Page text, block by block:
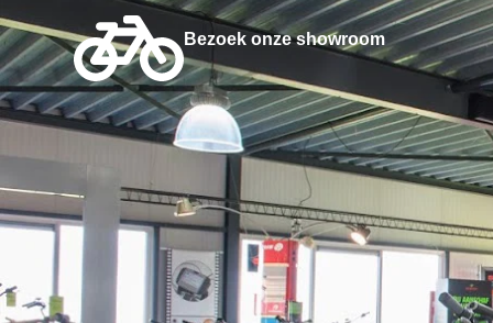
Bezoek onze showroom